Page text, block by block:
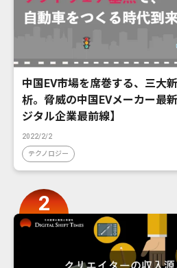
中国EV市場を席巻する、三大
析。脅威の中国EVメーカー最
ジタル企業最前線】
2022/2/2
テクノロジー